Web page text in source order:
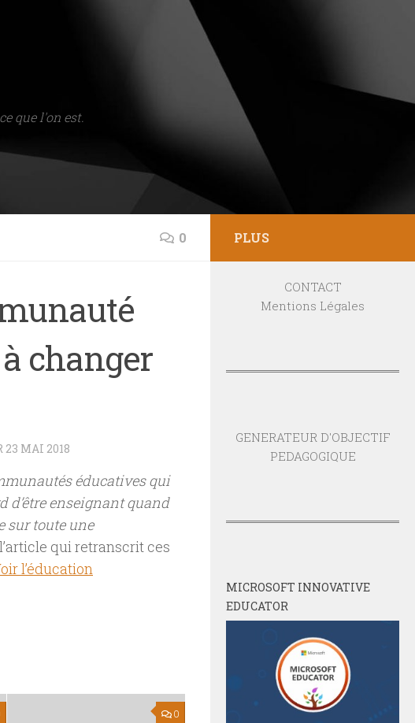
que l'on est.
0
changer
23 MAI 2018
éducatives qui
d’être enseignant quand
sur toute une
qui retranscrit ces
l’éducation
0
PLUS
CONTACT
Mentions Légales
GENERATEUR D'OBJECTIF
PEDAGOGIQUE
MICROSOFT INNOVATIVE
EDUCATOR